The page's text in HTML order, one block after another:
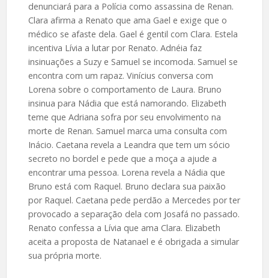
denunciará para a Polícia como assassina de Renan.
Clara afirma a Renato que ama Gael e exige que o
médico se afaste dela. Gael é gentil com Clara. Estela
incentiva Lívia a lutar por Renato. Adnéia faz
insinuações a Suzy e Samuel se incomoda. Samuel se
encontra com um rapaz. Vinícius conversa com
Lorena sobre o comportamento de Laura. Bruno
insinua para Nádia que está namorando. Elizabeth
teme que Adriana sofra por seu envolvimento na
morte de Renan. Samuel marca uma consulta com
Inácio. Caetana revela a Leandra que tem um sócio
secreto no bordel e pede que a moça a ajude a
encontrar uma pessoa. Lorena revela a Nádia que
Bruno está com Raquel. Bruno declara sua paixão
por Raquel. Caetana pede perdão a Mercedes por ter
provocado a separação dela com Josafá no passado.
Renato confessa a Lívia que ama Clara. Elizabeth
aceita a proposta de Natanael e é obrigada a simular
sua própria morte.